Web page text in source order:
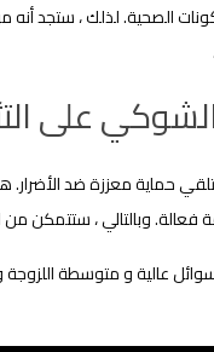
الصحية. لذلك ، ستجد
على
حماية معززة ضد
وبالتالي ، ستتمكن من
عالية و متوسطة اللزوجة